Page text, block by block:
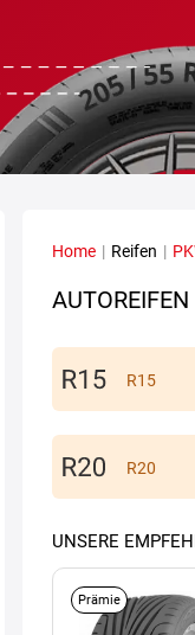
Home | Reifen |
R15
R20
UNSERE
Prämie